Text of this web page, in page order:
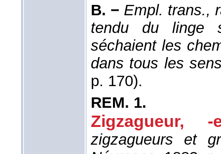
B. − Empl. trans.,
tendu du linge
séchaient les
dans tous les
p. 170).
REM. 1.
Zigzagueur, -
zigzagueurs et